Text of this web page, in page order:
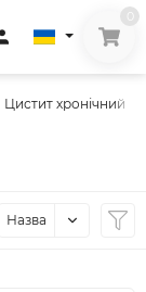
Цистит хронічний
Назва